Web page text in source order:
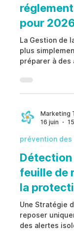
pour
La Gestion de
plus
préparer à des
attribuées à
fonctionnent
devenir des
Réglementaire
surveillance,
Marketing
16 juin
prévention des
Détection
feuille de
la
Une Stratégie
reposer
des alertes